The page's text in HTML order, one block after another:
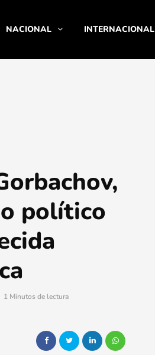
NACIONAL INTERNACIONAL
político
1 Minutos de lectura